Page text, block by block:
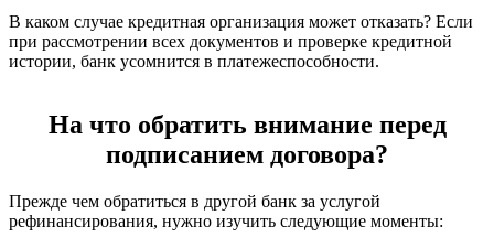
В каком случае кредитная организация может отказать? Если
при рассмотрении всех документов и проверке кредитной
истории, банк усомнится в платежеспособности.
На что обратить внимание перед
подписанием договора?
Прежде чем обратиться в другой банк за услугой
рефинансирования, нужно изучить следующие моменты: